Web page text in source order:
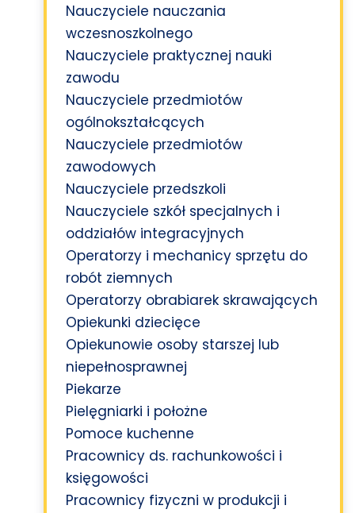
Nauczyciele nauczania
wczesnoszkolnego
Nauczyciele praktycznej nauki
zawodu
Nauczyciele przedmiotów
ogólnokształcących
Nauczyciele przedmiotów
zawodowych
Nauczyciele przedszkoli
Nauczyciele szkół specjalnych i
oddziałów integracyjnych
Operatorzy i mechanicy sprzętu do
robót ziemnych
Operatorzy obrabiarek skrawających
Opiekunki dziecięce
Opiekunowie osoby starszej lub
niepełnosprawnej
Piekarze
Pielęgniarki i położne
Pomoce kuchenne
Pracownicy ds. rachunkowości i
księgowości
Pracownicy fizyczni w produkcji i